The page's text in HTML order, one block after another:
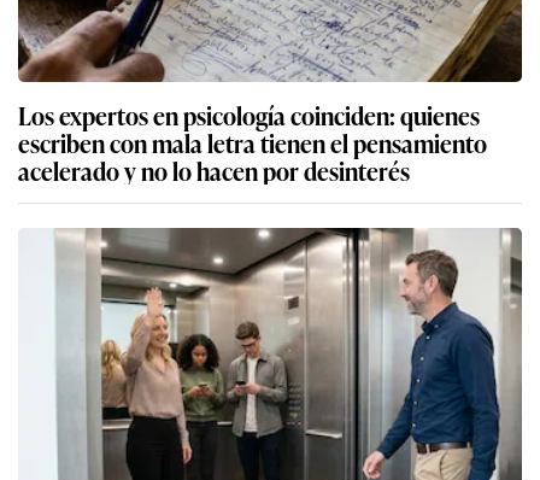
Los expertos en psicología coinciden: quienes
escriben con mala letra tienen el pensamiento
acelerado y no lo hacen por desinterés